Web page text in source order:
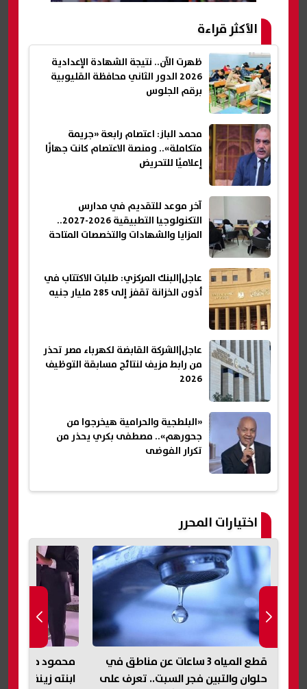
الأكثر قراءة
ظهرت الآن.. نتيجة الشهادة الإعدادية
2026 الدور الثاني محافظة القليوبية
برقم الجلوس
محمد الباز: اعتصام رابعة «جريمة
متكاملة».. ومنصة الاعتصام كانت جهازًا
إعلاميًا للتحريض
آخر موعد للتقديم في مدارس
التكنولوجيا التطبيقية 2026-2027..
المزايا والشهادات والتخصصات المتاحة
عاجل|البنك المركزي: طلبات الاكتتاب في
أذون الخزانة تقفز إلى 285 مليار جنيه
عاجل|الشركة القابضة لكهرباء مصر تحذر
من رابط مزيف لنتائج مسابقة التوظيف
2026
«البلطجية والحرامية هيخرجوا من
جحورهم».. مصطفى بكري يحذر من
تكرار الفوضى
اختيارات المحرر
محمود حميدة يحتفل بحفل زفاف
ابنته زينة (صور)
مقتل مسن داخل
والأجهزة